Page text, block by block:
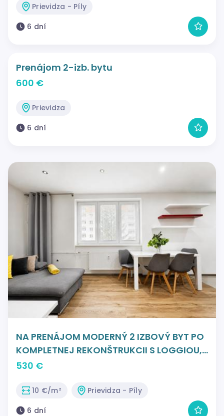
Prievidza - Píly
6 dní
Prenájom 2-izb. bytu
600 €
Prievidza
6 dní
NA PRENÁJOM MODERNÝ 2 IZBOVÝ BYT PO
KOMPLETNEJ REKONŠTRUKCII S LOGGIOU,
PRIEVIDZA - Staré Píly
530 €
10 €/m²
Prievidza - Píly
6 dní